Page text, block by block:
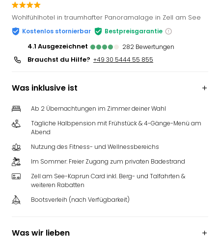
Wohlfühlhotel in traumhafter Panoramalage in Zell am See
Kostenlos stornierbar Bestpreisgarantie
4.1 ausgezeichnet 282 Bewertungen
Brauchst du Hilfe? +49 30 5444 55 855
Was inklusive ist
Ab 2 Übernachtungen im Zimmer deiner Wahl
Tägliche Halbpension mit Frühstück & 4-Gänge-Menü am
Abend
Nutzung des Fitness- und Wellnessbereichs
Im Sommer: Freier Zugang zum privaten Badestrand
Zell am See-Kaprun Card inkl. Berg- und Talfahrten &
weiteren Rabatten
Bootsverleih (nach Verfügbarkeit)
Was wir lieben